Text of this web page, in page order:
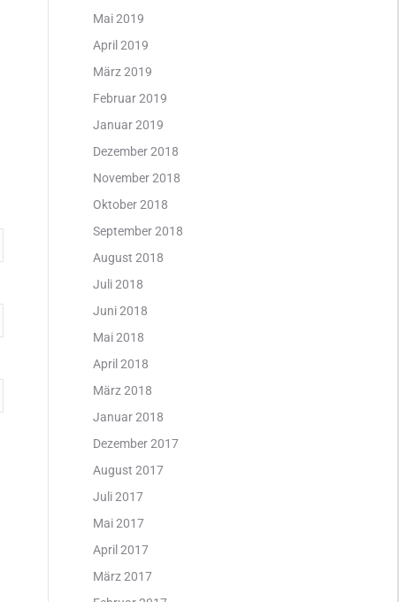
Mai 2019
April 2019
März 2019
Februar 2019
Januar 2019
Dezember 2018
November 2018
Oktober 2018
September 2018
August 2018
Juli 2018
Juni 2018
Mai 2018
April 2018
März 2018
Januar 2018
Dezember 2017
August 2017
Juli 2017
Mai 2017
April 2017
März 2017